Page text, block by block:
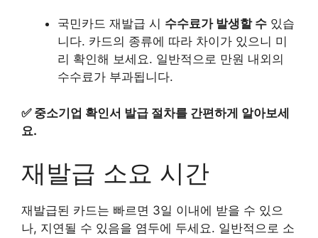
국민카드 재발급 시 수수료가 발생할 수 있습
니다. 카드의 종류에 따라 차이가 있으니 미
리 확인해 보세요. 일반적으로 만원 내외의
수수료가 부과됩니다.
✅ 중소기업 확인서 발급 절차를 간편하게 알아보세
요.
재발급 소요 시간
재발급된 카드는 빠르면 3일 이내에 받을 수 있으
나, 지연될 수 있음을 염두에 두세요. 일반적으로 소